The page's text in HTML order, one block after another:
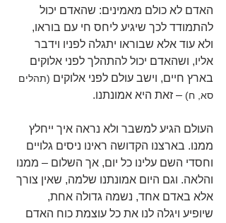
האדם לא כולם מאמינים: שהאדם יכול
להתמודד לכך שיגיע ליחס חי עם בוראו,
ולא עוד אלא שבוראו יתגלה לפניו וידבר
אליו, ושהאדם יכול להתהלך לפני אלוקים
בארץ חיים, וישב עולם לפני אלוקים (תהלים
סא, ח) – זאת היא אמונתנו.
העולם הגיע למשבר ולא נראה איך ייחלץ
ממנו. בארצנו הקדושה ראינו ניסים גלויים
וחסדי השם עלינו כל יום, אך השלום – ממנו
והלאה. וגם היום אמונתנו שלמה, שאין צורך
אלא באדם אחד, נשמה גדולה אחת,
שיופיע ויגלה לנו את כל עוצמת כוח האדם